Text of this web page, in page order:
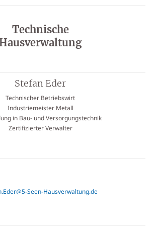
Technische
Stefan Eder
Technischer Betriebswirt
Industriemeister Metall
in Bau- und Versorgungstechnik
Zertifizierter Verwalter
Seen-Hausverwaltung.de